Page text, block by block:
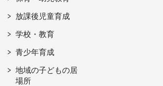
放課後児童育成
学校・教育
青少年育成
地域の子どもの居
場所